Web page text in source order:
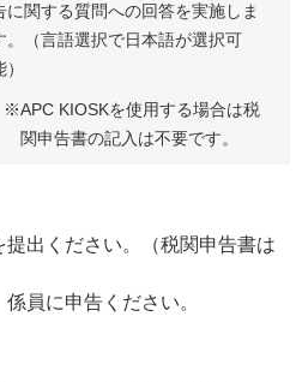
に関する質問への回答を実施しま
。（言語選択で日本語が選択可
※APC KIOSKを使用する場合は税
関申告書の記入は不要です。
出ください。（税関申告書は
員に申告ください。